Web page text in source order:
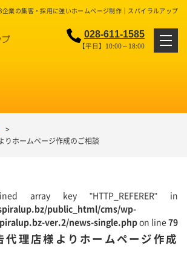
業の集客・採用に強いホームページ制作｜スパイラルアップ
028-611-1585
【平日】10:00～18:00
りホームページ作成のご相談
array key "HTTP_REFERER" in
public_html/cms/wp-
ver.2/news-single.phpon line79
代理店様よりホームページ作成